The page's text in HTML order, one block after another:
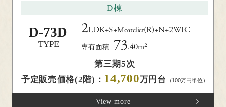
D-73D
TYPE
2LDK+S+Moatelier(R)+N+2WIC
専有面積 73.40m²
D棟
第三期5次
予定販売価格(2階)： 14,700万円台 （100万円単位）
View more